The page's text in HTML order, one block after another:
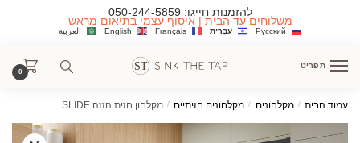
להזמנות חייגו: 050-244-5859
משלוחים עד הבית | איסוף עצמי בתיאום מראש
العربية English Français עִבְרִית Русский
תפריט
0
עמוד הבית / מקלחונים / מקלחונים חזיתיים / מקלחון חזית הזזה SLIDE